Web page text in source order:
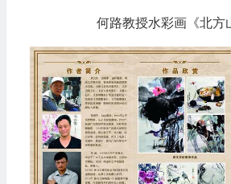
何路教授水彩画《北方